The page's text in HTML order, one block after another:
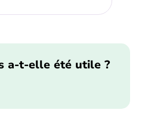
a-t-elle été utile ?